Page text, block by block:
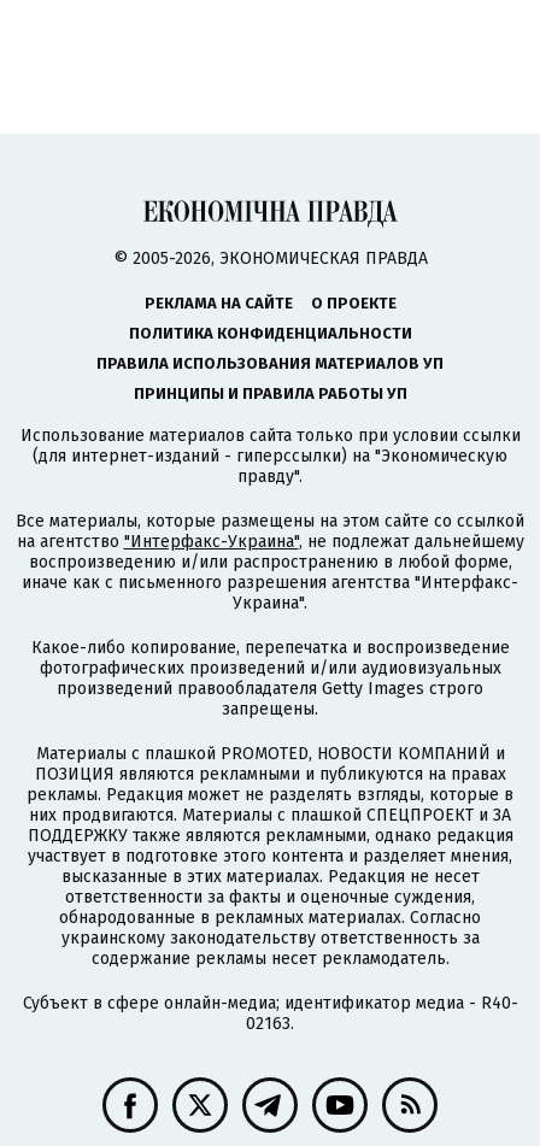
© 2005-2026, ЭКОНОМИЧЕСКАЯ ПРАВДА
РЕКЛАМА НА САЙТЕ
О ПРОЕКТЕ
ПОЛИТИКА КОНФИДЕНЦИАЛЬНОСТИ
ПРАВИЛА ИСПОЛЬЗОВАНИЯ МАТЕРИАЛОВ УП
ПРИНЦИПЫ И ПРАВИЛА РАБОТЫ УП
Использование материалов сайта только при условии ссылки
(для интернет-изданий - гиперссылки) на "Экономическую
правду".
Все материалы, которые размещены на этом сайте со ссылкой
на агентство "Интерфакс-Украина", не подлежат дальнейшему
воспроизведению и/или распространению в любой форме,
иначе как с письменного разрешения агентства "Интерфакс-
Украина".
Какое-либо копирование, перепечатка и воспроизведение
фотографических произведений и/или аудиовизуальных
произведений правообладателя Getty Images строго
запрещены.
Материалы с плашкой PROMOTED, НОВОСТИ КОМПАНИЙ и
ПОЗИЦИЯ являются рекламными и публикуются на правах
рекламы. Редакция может не разделять взгляды, которые в
них продвигаются. Материалы с плашкой СПЕЦПРОЕКТ и ЗА
ПОДДЕРЖКУ также являются рекламными, однако редакция
участвует в подготовке этого контента и разделяет мнения,
высказанные в этих материалах. Редакция не несет
ответственности за факты и оценочные суждения,
обнародованные в рекламных материалах. Согласно
украинскому законодательству ответственность за
содержание рекламы несет рекламодатель.
Субъект в сфере онлайн-медиа; идентификатор медиа - R40-
02163.